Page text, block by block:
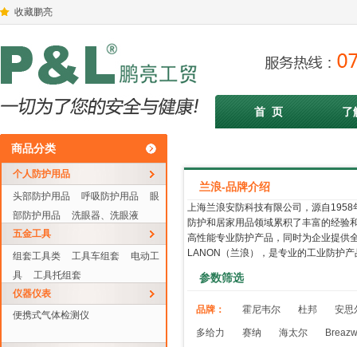
收藏鹏亮
首 页 了
商品分类
个人防护用品
头部防护用品
呼吸防护用品
眼
部防护用品
洗眼器、洗眼液
五金工具
组套工具类
工具车组套
电动工
具
工具托组套
仪器仪表
便携式气体检测仪
兰浪-品牌介绍
上海兰浪安防科技有限公司，源自
防护和居家用品领域累积了丰富的经验
高性能专业防护产品，同时为企业提供
LANON（兰浪），是专业的工业防护
参数筛选
品牌： 霍尼韦尔 杜邦 安思
多给力 赛纳 海太尔